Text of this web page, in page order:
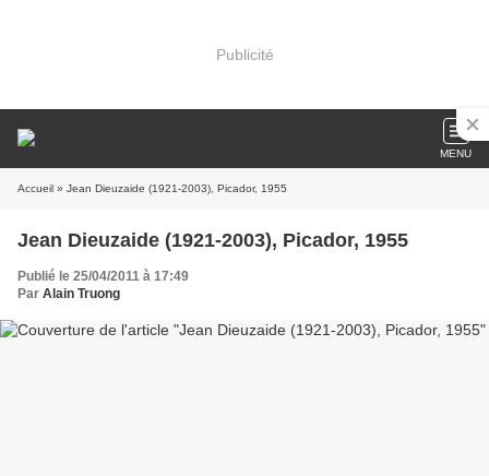
Publicité
MENU
Accueil » Jean Dieuzaide (1921-2003), Picador, 1955
Jean Dieuzaide (1921-2003), Picador, 1955
Publié le 25/04/2011 à 17:49
Par Alain Truong